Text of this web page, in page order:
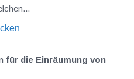
für die Einräumung von